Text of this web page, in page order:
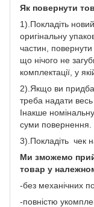
Як повернути
1).Покладіть
оригінальну
частин,
що нічого не
комплектації, у
2).Якщо ви
треба надати
Інакше
суми повернення.
3).Покладіть чек
Ми зможемо
товар у
-без механічних
-повністю